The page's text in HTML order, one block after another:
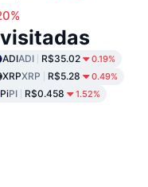
ADIADI R$35.02 0.19%
XRPXRP R$5.28 0.49%
PiPI R$0.458 1.52%